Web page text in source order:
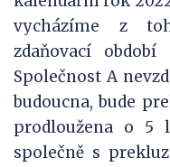
vycházíme z
zdaňovací
Společnost A
budoucna, bude
prodloužena o 5
společně s